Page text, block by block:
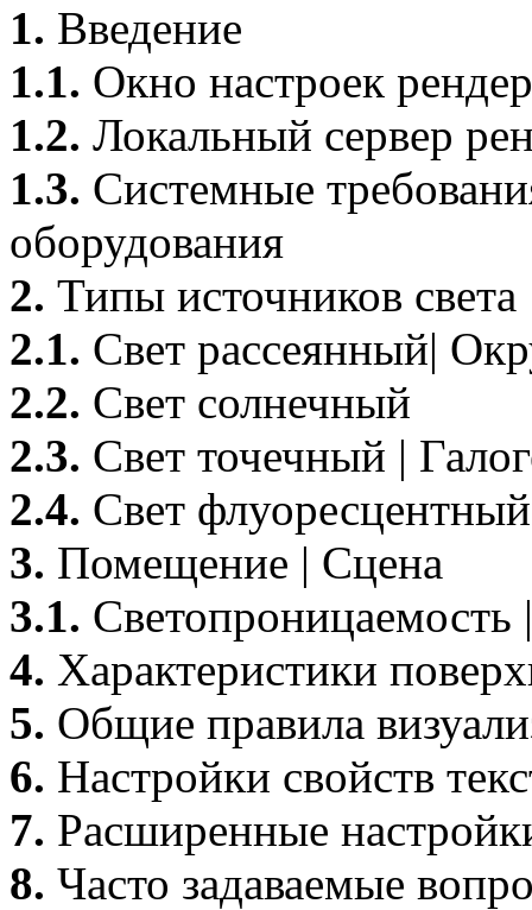
1. Введение
1.1. Окно настроек
1.2. Локальный сервер
1.3. Системные
оборудования
2. Типы источников света
2.1. Свет рассеянный|
2.2. Свет солнечный
2.3. Свет точечный |
2.4. Свет
3. Помещение | Сцена
3.1. Светопроницаемость
4. Характеристики
5. Общие правила
6. Настройки свойств
7. Расширенные
8. Часто задаваемые